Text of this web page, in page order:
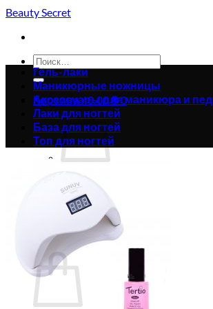
Skip
content
Beauty Secret
Искать:
Корзина /0.00₴0
Корзина пуста.
Вернуться в магазин
Корзина
Гель-лаки
Маникюрные ножницы
Аксессуары для маникюра и
Лаки для ногтей
База для ногтей
Топ для ногтей